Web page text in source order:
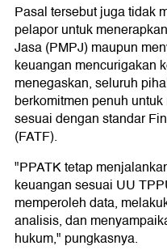
Pasal tersebut juga tidak
pelapor untuk
Jasa (PMPJ) maupun
keuangan mencurigakan
menegaskan, seluruh
berkomitmen penuh
sesuai dengan standar
(FATF).
"PPATK tetap
keuangan sesuai UU
memperoleh data,
analisis, dan
hukum," pungkasnya.